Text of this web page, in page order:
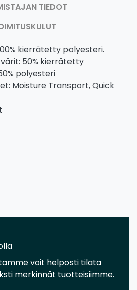
TIEDOT
kierrätetty polyesteri.
50% kierrätetty
polyesteri
Moisture Transport, Quick
voit helposti tilata
merkinnät tuotteisiimme.